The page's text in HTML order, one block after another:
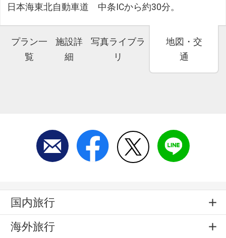
日本海東北自動車道 中条ICから約30分。
プラン一
覧
施設詳
細
写真ライブラ
リ
地図・交
通
国内旅行
海外旅行